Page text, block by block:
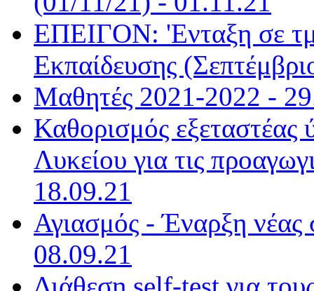
ΕΠΕΙΓΟΝ: 'Ενταξη σε
Εκπαίδευσης
Μαθητές 2021-2022 -
Καθορισμός
Λυκείου για τις
18.09.21
Αγιασμός - Έναρξη νέας
08.09.21